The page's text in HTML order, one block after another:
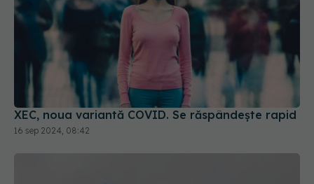
XEC, noua variantă COVID. Se răspândește rapid
16 sep 2024, 08:42